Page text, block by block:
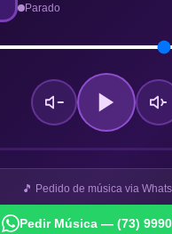
Parado
🎵 Pedido de música via
Pedir Música — (73)